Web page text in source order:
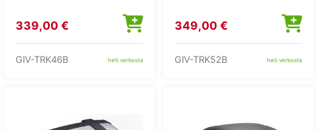
339,00 €
GIV-TRK46B heti verkosta
349,00 €
GIV-TRK52B heti verkosta